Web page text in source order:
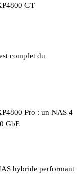
GT
complet du
Pro : un NAS 4
GbE
hybride performant